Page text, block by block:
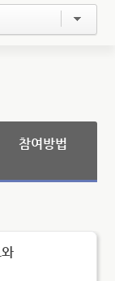
참여방법